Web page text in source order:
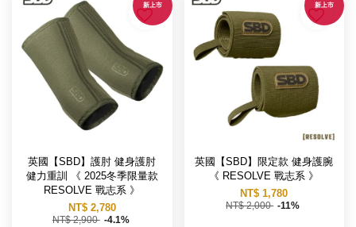
新上市
英國【SBD】護肘 健身護肘
健力重訓 《 2025冬季限量款
RESOLVE 戰志系 》
NT$ 2,780
NT$ 2,900 -4.1%
新上市
英國【SBD】限定款 健身護腕
《 RESOLVE 戰志系 》
NT$ 1,780
NT$ 2,000 -11%